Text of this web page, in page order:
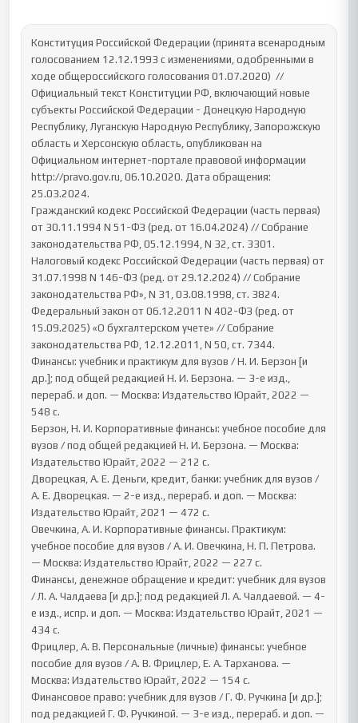
Конституция Российской Федерации (принята всенародным
голосованием 12.12.1993 с изменениями, одобренными в
ходе общероссийского голосования 01.07.2020)  //
Официальный текст Конституции РФ, включающий новые
субъекты Российской Федерации - Донецкую Народную
Республику, Луганскую Народную Республику, Запорожскую
область и Херсонскую область, опубликован на
Официальном интернет-портале правовой информации
http://pravo.gov.ru, 06.10.2020. Дата обращения:
25.03.2024.
Гражданский кодекс Российской Федерации (часть первая)
от 30.11.1994 N 51-ФЗ (ред. от 16.04.2024) // Собрание
законодательства РФ, 05.12.1994, N 32, ст. 3301.
Налоговый кодекс Российской Федерации (часть первая) от
31.07.1998 N 146-ФЗ (ред. от 29.12.2024) // Собрание
законодательства РФ», N 31, 03.08.1998, ст. 3824.
Федеральный закон от 06.12.2011 N 402-ФЗ (ред. от
15.09.2025) «О бухгалтерском учете» // Собрание
законодательства РФ, 12.12.2011, N 50, ст. 7344.
Финансы: учебник и практикум для вузов / Н. И. Берзон [и
др.]; под общей редакцией Н. И. Берзона. — 3-е изд.,
перераб. и доп. — Москва: Издательство Юрайт, 2022 —
548 с.
Берзон, Н. И. Корпоративные финансы: учебное пособие для
вузов / под общей редакцией Н. И. Берзона. — Москва:
Издательство Юрайт, 2022 — 212 с.
Дворецкая, А. Е. Деньги, кредит, банки: учебник для вузов /
А. Е. Дворецкая. — 2-е изд., перераб. и доп. — Москва:
Издательство Юрайт, 2021 — 472 с.
Овечкина, А. И. Корпоративные финансы. Практикум:
учебное пособие для вузов / А. И. Овечкина, Н. П. Петрова.
— Москва: Издательство Юрайт, 2022 — 227 с.
Финансы, денежное обращение и кредит: учебник для вузов
/ Л. А. Чалдаева [и др.]; под редакцией Л. А. Чалдаевой. — 4-
е изд., испр. и доп. — Москва: Издательство Юрайт, 2021 —
434 с.
Фрицлер, А. В. Персональные (личные) финансы: учебное
пособие для вузов / А. В. Фрицлер, Е. А. Тарханова. —
Москва: Издательство Юрайт, 2022 — 154 с.
Финансовое право: учебник для вузов / Г. Ф. Ручкина [и др.];
под редакцией Г. Ф. Ручкиной. — 3-е изд., перераб. и доп. —